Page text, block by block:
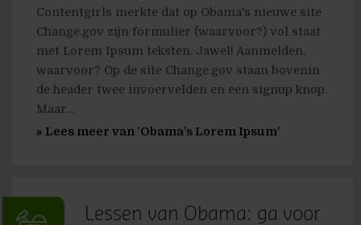
Contentgirls merkte dat op Obama's nieuwe site
Change.gov zijn formulier (waarvoor?) vol staat
met Lorem Ipsum teksten. Jawel! Aanmelden,
waarvoor? Op de site Change.gov staan bovenin
de header twee invoervelden en een signup knop.
Maar...
» Lees meer van 'Obama’s Lorem Ipsum'
Lessen van Obama: ga voor